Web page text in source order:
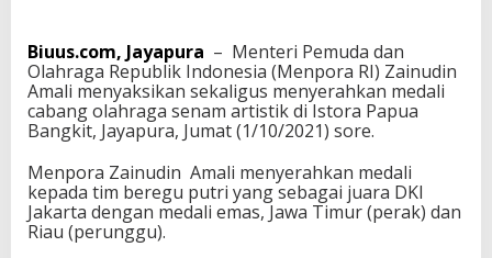
l
i
C
a
b
r
S
e
Biuus.com, Jayapura – Menteri Pemuda dan
Olahraga Republik Indonesia (Menpora RI) Zainudin
Amali menyaksikan sekaligus menyerahkan medali
cabang olahraga senam artistik di Istora Papua
Bangkit, Jayapura, Jumat (1/10/2021) sore.
Menpora Zainudin Amali menyerahkan medali
kepada tim beregu putri yang sebagai juara DKI
Jakarta dengan medali emas, Jawa Timur (perak) dan
Riau (perunggu).